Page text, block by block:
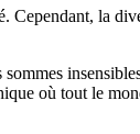
Cependant, la
où tout le